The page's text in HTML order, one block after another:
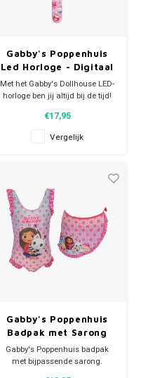
Gabby's Poppenhuis
Led Horloge - Digitaal
Met het Gabby's Dollhouse LED-
horloge ben jij altijd bij de tijd!
ontworpen voor fans van de
populaire animatieserie. Met
een kleurrijk LED-display en
€17,95
Vergelijk
Gabby's Poppenhuis
Badpak met Sarong
Gabby's Poppenhuis badpak
met bijpassende sarong.